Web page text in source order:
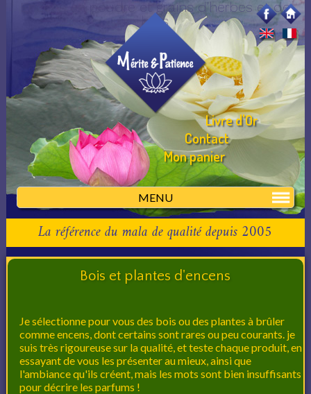
Encens en poudre et grains d'herbes et de
bois
MENU
Livre d'Or
Contact
Mon panier
La référence du mala de qualité depuis 2005
Bois et plantes d'encens
Je sélectionne pour vous des bois ou des plantes à brûler
comme encens, dont certains sont rares ou peu courants. je
suis très rigoureuse sur la qualité, et teste chaque produit, en
essayant de vous les présenter au mieux, ainsi que
l'ambiance qu'ils créent, mais les mots sont bien insuffisants
pour décrire les parfums !